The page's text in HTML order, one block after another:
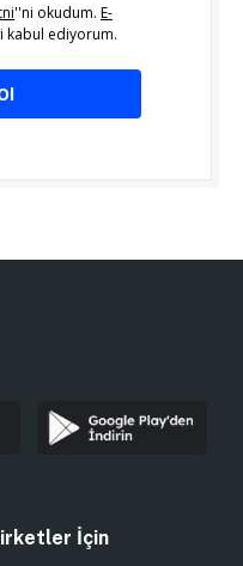
''ni okudum. E-
kabul ediyorum.
İçin